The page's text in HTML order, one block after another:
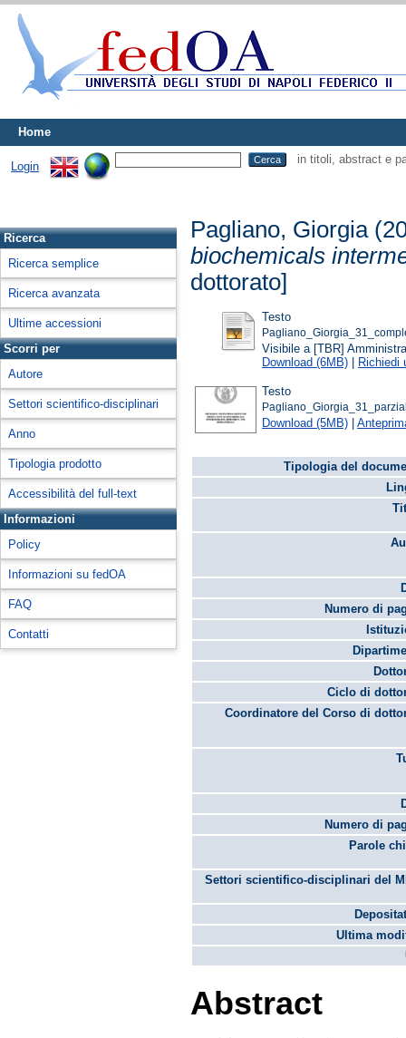
Home
Login
in titoli, abstract e
Ricerca
Ricerca semplice
Ricerca avanzata
Ultime accessioni
Scorri per
Autore
Settori scientifico-disciplinari
Anno
Tipologia prodotto
Accessibilità del full-text
Informazioni
Policy
Informazioni su fedOA
FAQ
Contatti
Pagliano, Giorgia
biochemicals
dottorato]
Testo
Visibile a [TBR]
Download (6MB) | Richiedi
Testo
Download (5MB) |
Tipologia del
Numero di
Ciclo di
Coordinatore del Corso di
Numero di
Parole
Settori scientifico-disciplinari del
Ultima
Abstract